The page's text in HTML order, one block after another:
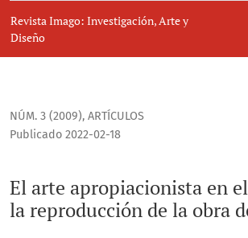
Revista Imago: Investigación, Arte y
Diseño
NÚM. 3 (2009), ARTÍCULOS
El arte apropiacionista en
la reproducción de la obra
Publicado 2022-02-18